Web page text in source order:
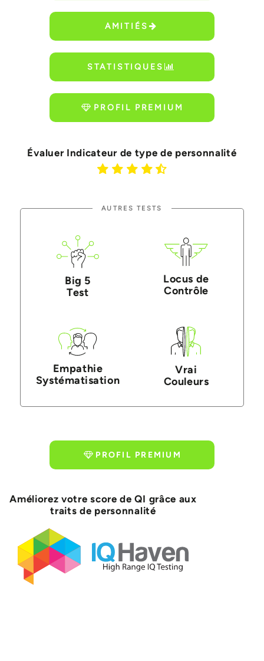
AMITIÉS
STATISTIQUES
PROFIL PREMIUM
Évaluer Indicateur de type de personnalité
AUTRES TESTS
Big 5
Test
Locus de
Contrôle
Empathie
Systématisation
Vrai
Couleurs
PROFIL PREMIUM
Améliorez votre score de QI grâce aux
traits de personnalité